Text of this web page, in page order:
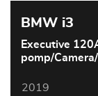
BMW i3
Executive
pomp/
2019